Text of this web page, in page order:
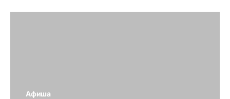
Афиша